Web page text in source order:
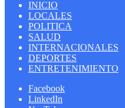
INICIO
LOCALES
POLITICA
SALUD
INTERNACIONALES
DEPORTES
ENTRETENIMIENTO
Facebook
LinkedIn